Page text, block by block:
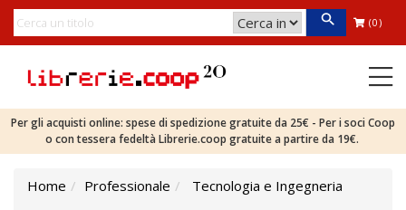
(0)
Per gli acquisti online: spese di spedizione gratuite da 25€ - Per i soci Coop
o con tessera fedeltà Librerie.coop gratuite a partire da 19€.
Home Professionale
Tecnologia e Ingegneria